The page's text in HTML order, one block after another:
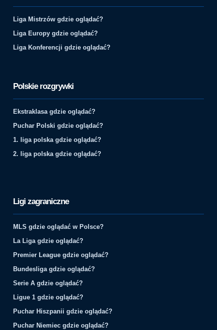
Liga Mistrzów gdzie oglądać?
Liga Europy gdzie oglądać?
Liga Konferencji gdzie oglądać?
Polskie rozgrywki
Ekstraklasa gdzie oglądać?
Puchar Polski gdzie oglądać?
1. liga polska gdzie oglądać?
2. liga polska gdzie oglądać?
Ligi zagraniczne
MLS gdzie oglądać w Polsce?
La Liga gdzie oglądać?
Premier League gdzie oglądać?
Bundesliga gdzie oglądać?
Serie A gdzie oglądać?
Ligue 1 gdzie oglądać?
Puchar Hiszpanii gdzie oglądać?
Puchar Niemiec gdzie oglądać?